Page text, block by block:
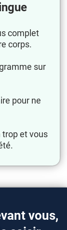
complet
corps.
sur
pour ne
trop et vous
vous,